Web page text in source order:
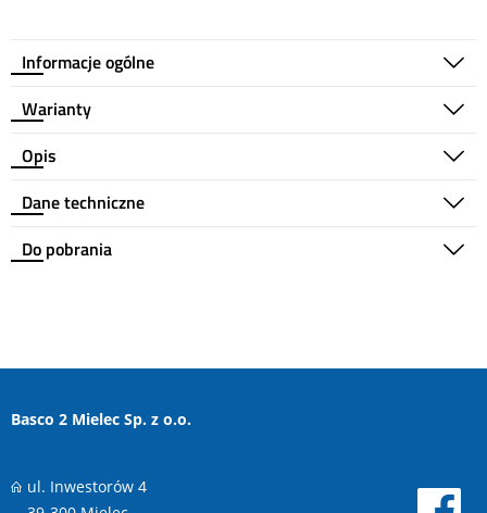
Informacje ogólne
Warianty
Opis
Dane techniczne
Do pobrania
Basco 2 Mielec Sp. z o.o.
ul. Inwestorów 4